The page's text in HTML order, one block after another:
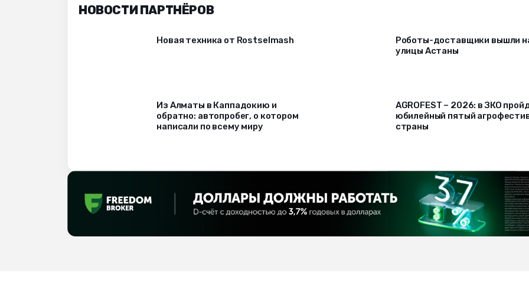
НОВОСТИ ПАРТНЁРОВ
Новая техника от Rostselmash
Роботы-доставщики вышли
улицы Астаны
Из Алматы в Каппадокию и
обратно: автопробег, о котором
написали по всему миру
AGROFEST – 2026: в ЗКО
юбилейный пятый
страны